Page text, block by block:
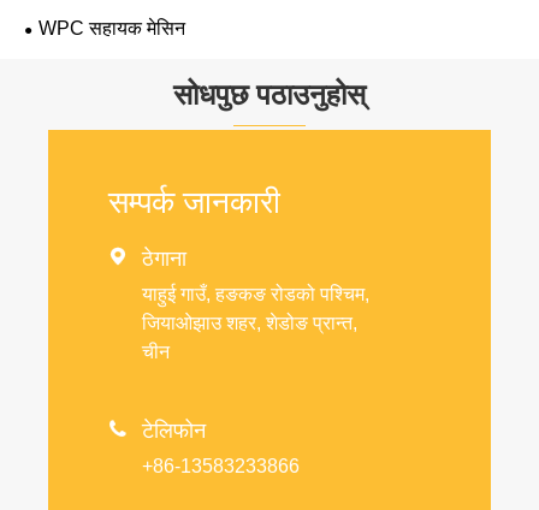
WPC सहायक मेसिन
सोधपुछ पठाउनुहोस्
सम्पर्क जानकारी
 ठेगाना
याहुई गाउँ, हङकङ रोडको पश्चिम,
जियाओझाउ शहर, शेडोङ प्रान्त,
चीन
 टेलिफोन
+86-13583233866